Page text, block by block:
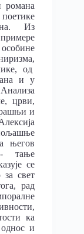
романа
Из
примере
од
и у
црви,
и
његов
тање
се
за свет
рад
ка
и